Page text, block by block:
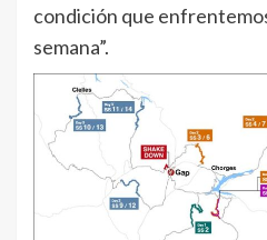
condición que
semana”.